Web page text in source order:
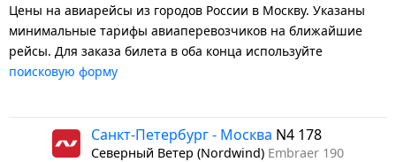
Цены на авиарейсы из городов России в Москву. Указаны
минимальные тарифы авиаперевозчиков на ближайшие
рейсы. Для заказа билета в оба конца используйте
поисковую форму
Санкт-Петербург - Москва N4 178
Северный Ветер (Nordwind) Embraer 190